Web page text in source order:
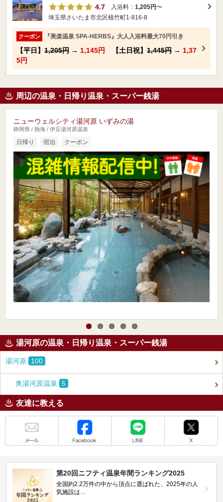
4.7 入浴料： 1,205円〜
埼玉県さいたま市北区植竹町1-816-8
クーポン 『美楽温泉 SPA-HERBS』大人入浴料最大70円引き
【平日】 1,205円 → 1,145円 【土日祝】 1,445円 → 1,37
5円
周辺の温泉・日帰り温泉・スーパー銭湯
ニューウェルシティ湯河原 いずみの湯
静岡県 / 熱海 / 伊豆湯河原温泉
日帰り 宿泊 クーポン
湯河原の温泉・日帰り温泉・スーパー銭湯
湯河原 100
奥湯河原温泉 5
友達に教える
第20回ニフティ温泉年間ランキング2025
全国約2.2万件の中から頂点に選ばれた、2025年の人
気施設は…